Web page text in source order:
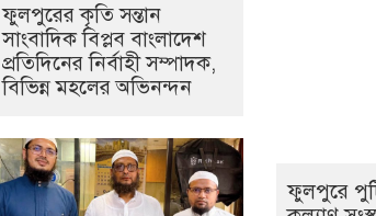
ফুলপুরের কৃতি সন্তান
সাংবাদিক বিপ্লব বাংলাদেশ
প্রতিদিনের নির্বাহী সম্পাদক,
বিভিন্ন মহলের অভিনন্দন
ফুলপুরে